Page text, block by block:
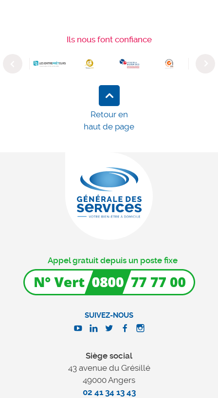
Ils nous font confiance
Previous Next
Siège social
43 avenue du Grésillé
49000 Angers
02 41 34 13 43
SUIVEZ-NOUS
Appel gratuit depuis un poste fixe
Retour en
haut de page